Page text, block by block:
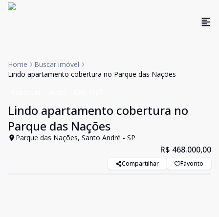
Home
Buscar imóvel
Lindo apartamento cobertura no Parque das Nações
Lindo apartamento cobertura no
Parque das Nações
Parque das Nações, Santo André - SP
R$ 468.000,00
Compartilhar Favorito